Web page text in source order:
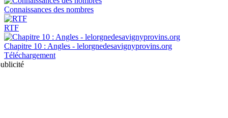
Connaissances des nombres
RTF
Chapitre 10 : Angles - lelorgnedesavignyprovins.org
Téléchargement